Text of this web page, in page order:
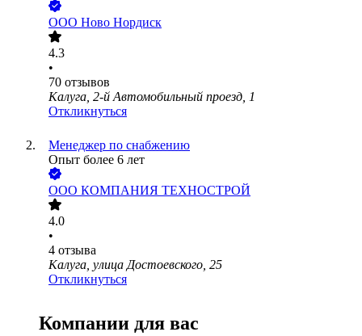
ООО Ново Нордиск
4.3
•
70 отзывов
Калуга, 2-й Автомобильный проезд, 1
Откликнуться
Менеджер по снабжению
Опыт более 6 лет
ООО КОМПАНИЯ ТЕХНОСТРОЙ
4.0
•
4 отзыва
Калуга, улица Достоевского, 25
Откликнуться
Компании для вас